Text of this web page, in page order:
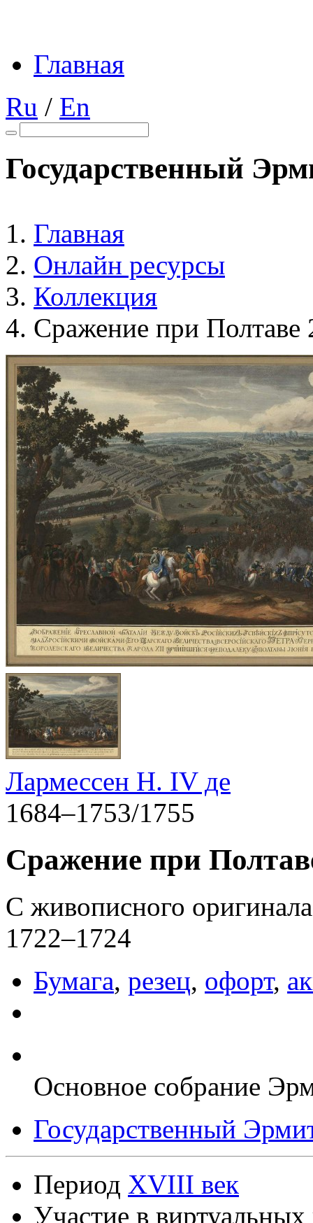
Главная
Ru / En
Государственный
Главная
Онлайн ресурсы
Коллекция
Сражение при Полтаве
Лармессен Н. IV де
1684–1753/1755
Сражение при
С живописного
1722–1724
Бумага, резец, офорт,
Основное собрание
Государственный
Период XVIII век
Участие в